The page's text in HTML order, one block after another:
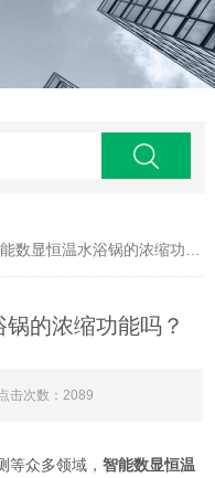
显恒温水浴锅的浓缩功能吗？
的浓缩功能吗？
击次数：2089
众多领域， 智能数显恒温